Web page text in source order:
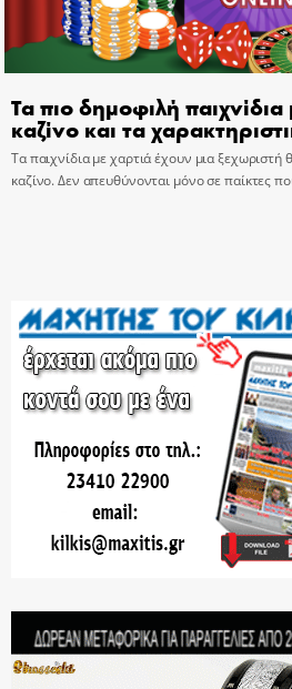
Τα πιο δημοφιλή
καζίνο και τα
Τα παιχνίδια με χαρτιά έχουν μια
καζίνο. Δεν απευθύνονται μόνο σε παίκτες